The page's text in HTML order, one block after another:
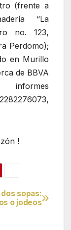
(frente a
“La
no. 123,
Perdomo);
en Murillo
de BBVA
informes
!
dos sopas:
o jodeos